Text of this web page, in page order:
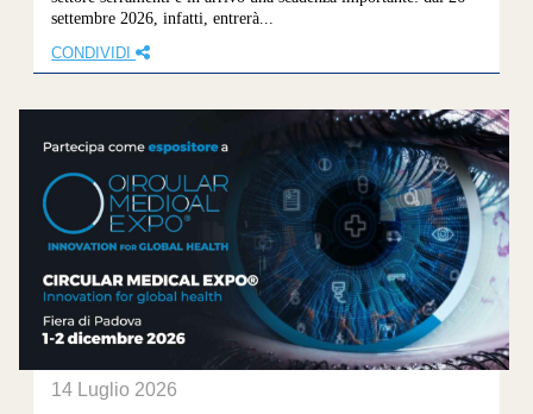
settembre 2026, infatti, entrerà...
CONDIVIDI
14 Luglio 2026